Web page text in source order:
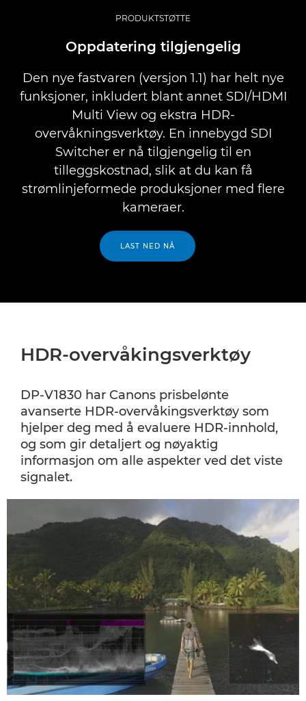
PRODUKTSTØTTE
Oppdatering tilgjengelig
Den nye fastvaren (versjon 1.1) har helt nye
funksjoner, inkludert blant annet SDI/HDMI
Multi View og ekstra HDR-
overvåkningsverktøy. En innebygd SDI
Switcher er nå tilgjengelig til en
tilleggskostnad, slik at du kan få
strømlinjeformede produksjoner med flere
kameraer.
LAST NED NÅ
HDR-overvåkingsverktøy
DP-V1830 har Canons prisbelønte
avanserte HDR-overvåkingsverktøy som
hjelper deg med å evaluere HDR-innhold,
og som gir detaljert og nøyaktig
informasjon om alle aspekter ved det viste
signalet.